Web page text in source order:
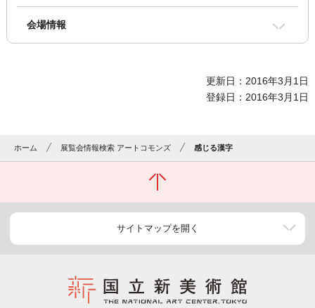
会場情報
更新日：2016年3月1日
登録日：2016年3月1日
ホーム 展覧会情報検索 アートコモンズ 感じる漢字
サイトマップを開く